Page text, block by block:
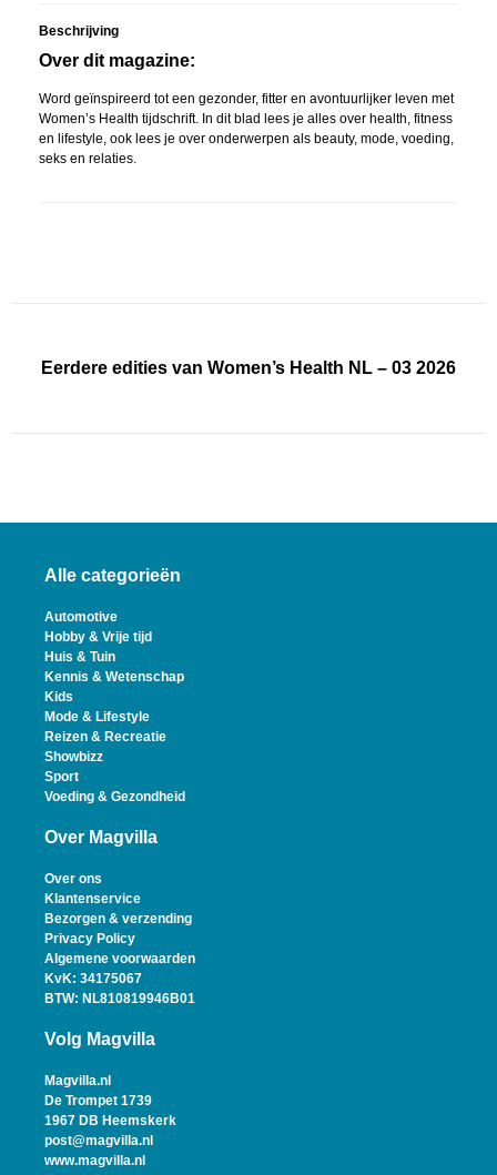
Beschrijving
Over dit magazine:
Word geïnspireerd tot een gezonder, fitter en avontuurlijker leven met
Women’s Health tijdschrift. In dit blad lees je alles over health, fitness
en lifestyle, ook lees je over onderwerpen als beauty, mode, voeding,
seks en relaties.
Eerdere edities van Women’s Health NL – 03 2026
Alle categorieën
Automotive
Hobby & Vrije tijd
Huis & Tuin
Kennis & Wetenschap
Kids
Mode & Lifestyle
Reizen & Recreatie
Showbizz
Sport
Voeding & Gezondheid
Over Magvilla
Over ons
Klantenservice
Bezorgen & verzending
Privacy Policy
Algemene voorwaarden
KvK: 34175067
BTW: NL810819946B01
Volg Magvilla
Magvilla.nl
De Trompet 1739
1967 DB Heemskerk
post@magvilla.nl
www.magvilla.nl